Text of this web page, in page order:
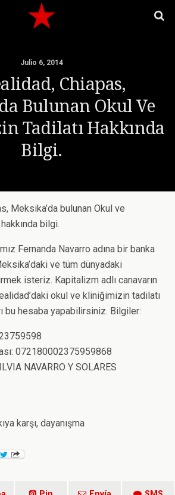
Julio 6, 2014
Chiapas,
Bulunan Okul Ve
Tadilatı Hakkında
Bilgi.
Meksika’da bulunan Okul ve
bilgi.
Fernanda Navarro adına bir banka
ve tüm dünyadaki
isteriz. Kapitalizm adlı canavarın
okul ve kliniğimizin tadilatı
bu hesaba yapabilirsiniz. Bilgiler:
072180002375959868
NAVARRO Y SOLARES
karşı, dayanışma